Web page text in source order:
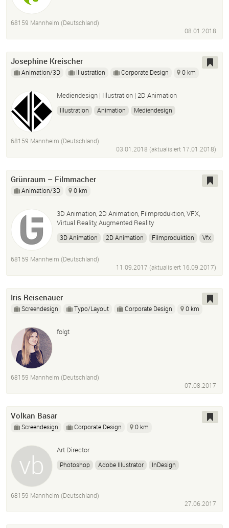
68159 Mannheim (Deutschland)
08.01.2018
Josephine Kreischer
Animation/3D Illustration Corporate Design 0 km
Mediendesign | Illustration | 2D Animation
Illustration Animation
Mediendesign
68159 Mannheim (Deutschland)
03.01.2018 (aktualisiert 17.01.2018)
Grünraum – Filmmacher
Animation/3D 0 km
3D Animation, 2D Animation, Filmproduktion, VFX,
Virtual Reality, Augmented Reality
3D Animation 2D Animation Filmproduktion
Vfx
68159 Mannheim (Deutschland)
11.09.2017 (aktualisiert 16.09.2017)
Iris Reisenauer
Screendesign Typo/Layout Corporate Design 0 km
folgt
68159 Mannheim (Deutschland)
07.08.2017
Volkan Basar
Screendesign Corporate Design 0 km
Art Director
Photoshop Adobe Illustrator
InDesign
68159 Mannheim (Deutschland)
27.06.2017